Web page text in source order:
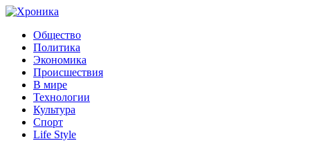
Общество
Политика
Экономика
Происшествия
В мире
Технологии
Культура
Спорт
Life Style